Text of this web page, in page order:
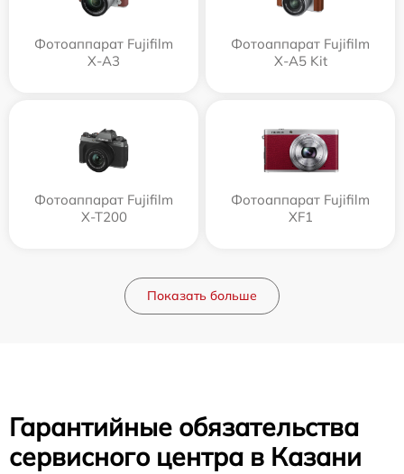
Фотоаппарат Fujifilm
X-A3
Фотоаппарат Fujifilm
X-A5 Kit
Фотоаппарат Fujifilm
X-T200
Фотоаппарат Fujifilm
XF1
Показать больше
Гарантийные обязательства
сервисного центра в Казани